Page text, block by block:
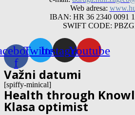
Web adresa:
IBAN: HR 36 2340 0091
SWIFT CODE:
f
TwitterInstagramYoutube
Važni datumi
[spiffy-minical]
Health through
Klasa optimist